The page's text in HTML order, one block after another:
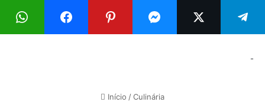
Menu
-
Início /Culinária